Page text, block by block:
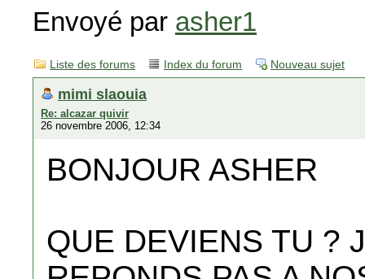
Envoyé par asher1
Liste des forums Index du forum Nouveau sujet
mimi slaouia
Re: alcazar quivir
26 novembre 2006, 12:34
BONJOUR ASHER
QUE DEVIENS TU ?